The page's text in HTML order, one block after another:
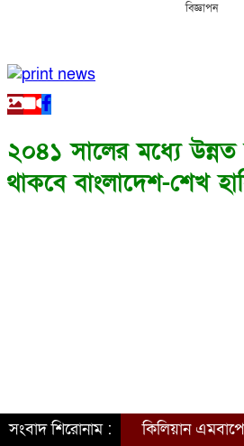
সংবাদ শিরোনাম :কিলিয়ান এমবাপেকে
বিজ্ঞাপন
২০৪১ সালের মধ্যে উন্নত
থাকবে বাংলাদেশ-শেখ